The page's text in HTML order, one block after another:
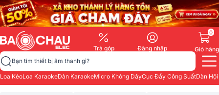
Trả góp Đăng nhập
0
Giỏ hàng
Bạn tìm thiết bị âm thanh gì?
Loa KéoLoa KaraokeDàn KaraokeMicro Không DâyCục Đẩy Công SuấtDàn